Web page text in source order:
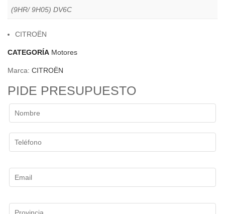
(9HR/ 9H05) DV6C
CITROËN
CATEGORÍA Motores
Marca: CITROËN
PIDE PRESUPUESTO